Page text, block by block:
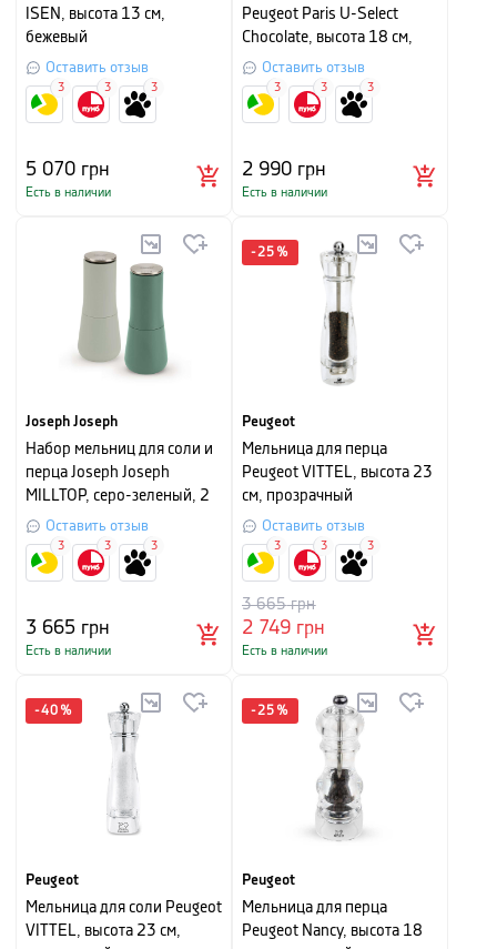
ISEN, высота 13 см,
бежевый
Оставить отзыв
5 070 грн
Есть в наличии
3 3 3
Peugeot Paris U-Select
Chocolate, высота 18 см,
шоколадный
Оставить отзыв
2 990 грн
Есть в наличии
3 3 3
Joseph Joseph
Набор мельниц для соли и
перца Joseph Joseph
MILLTOP, серо-зеленый, 2
шт Оставить отзыв
3 665 грн
Есть в наличии
3 3 3
-25 %
Peugeot
Мельница для перца
Peugeot VITTEL, высота 23
см, прозрачный
Оставить отзыв
2 749 грн
3 665грн
Есть в наличии
3 3 3
-40 %
Peugeot
Мельница для соли Peugeot
VITTEL, высота 23 см,
-25 %
Peugeot
Мельница для перца
Peugeot Nancy, высота 18